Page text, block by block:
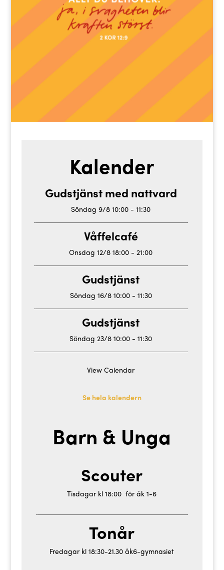
Kalender
Gudstjänst med nattvard
Söndag9/810:00 -11:30
Våffelcafé
Onsdag12/818:00 -21:00
Gudstjänst
Söndag 16/8 10:00- 11:30
Gudstjänst
Söndag23/810:00 -11:30
View Calendar
Se hela kalendern
Barn & Unga
Scouter
Tisdagar kl 18:00 för åk 1-6
Tonår
Fredagar kl 18:30-21.30 åk6-gymnasiet